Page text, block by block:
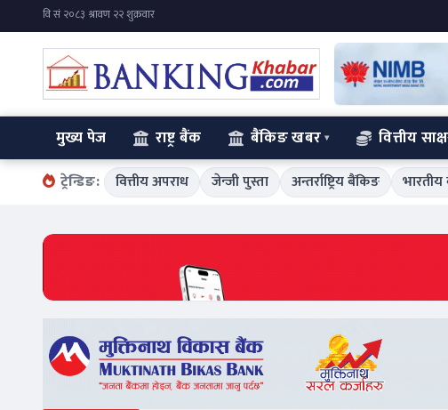
मुख्य पेज राष्ट्र बैंक बैंकिङ खबर वित्तीय
ट्रेन्डिङ: वित्तीय अपराध जेन्जी पुस्ता अन्तर्राष्ट्रिय बैंकिङ